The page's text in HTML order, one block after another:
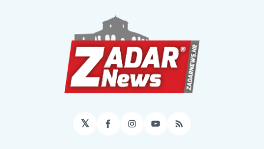
𝕏 Facebook
Instagram
YouTube
RSS